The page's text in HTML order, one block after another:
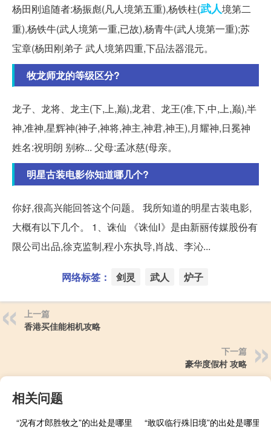
杨田刚追随者:杨振彪(凡人境第五重),杨铁柱(武人境第二
重),杨铁牛(武人境第一重,已故),杨青牛(武人境第一重);苏
宝章(杨田刚弟子 武人境第四重,下品法器混元。
牧龙师龙的等级区分?
龙子、龙将、龙主(下,上,巅),龙君、龙王(准,下,中,上,巅),半
神,准神,星辉神(神子,神将,神主,神君,神王),月耀神,日冕神
姓名:祝明朗 别称... 父母:孟冰慈(母亲。
明星古装电影你知道哪几个?
你好,很高兴能回答这个问题。 我所知道的明星古装电影,
大概有以下几个。 1、诛仙 《诛仙Ⅰ》是由新丽传媒股份有
限公司出品,徐克监制,程小东执导,肖战、李沁...
网络标签： 剑灵 武人 炉子
上一篇
香港买佳能相机攻略
下一篇
豪华度假村 攻略
相关问题
“况有才郎胜牧之”的出处是哪里
“敢叹临行殊旧境”的出处是哪里